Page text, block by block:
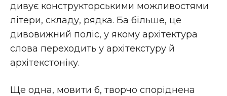
дивує конструкторськими можливостями
літери, складу, рядка. Ба більше, це
дивовижний поліс, у якому архітектура
слова переходить у архітекстуру й
архітекстоніку.
Ще одна, мовити б, творчо споріднена